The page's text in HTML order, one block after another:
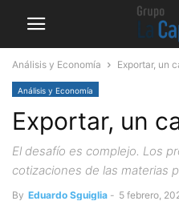
Análisis y Economía Exportar, un
Análisis y Economía
Exportar, un
El desafío es complejo. Los
cotizaciones de las materias
By Eduardo Sguiglia - 5 febrero,